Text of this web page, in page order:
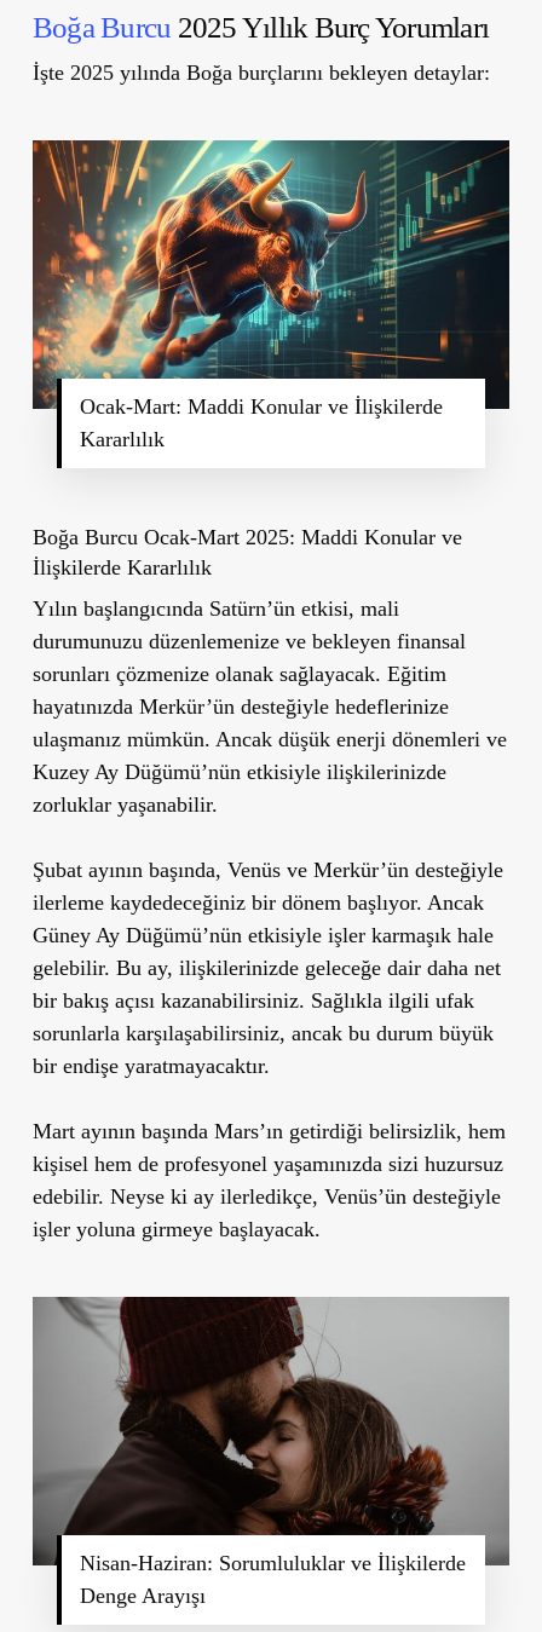
Boğa Burcu 2025 Yıllık Burç Yorumları
İşte 2025 yılında Boğa burçlarını bekleyen detaylar:
Ocak-Mart: Maddi Konular ve İlişkilerde
Kararlılık
Boğa Burcu Ocak-Mart 2025: Maddi Konular ve
İlişkilerde Kararlılık
Yılın başlangıcında Satürn’ün etkisi, mali
durumunuzu düzenlemenize ve bekleyen finansal
sorunları çözmenize olanak sağlayacak. Eğitim
hayatınızda Merkür’ün desteğiyle hedeflerinize
ulaşmanız mümkün. Ancak düşük enerji dönemleri ve
Kuzey Ay Düğümü’nün etkisiyle ilişkilerinizde
zorluklar yaşanabilir.
Şubat ayının başında, Venüs ve Merkür’ün desteğiyle
ilerleme kaydedeceğiniz bir dönem başlıyor. Ancak
Güney Ay Düğümü’nün etkisiyle işler karmaşık hale
gelebilir. Bu ay, ilişkilerinizde geleceğe dair daha net
bir bakış açısı kazanabilirsiniz. Sağlıkla ilgili ufak
sorunlarla karşılaşabilirsiniz, ancak bu durum büyük
bir endişe yaratmayacaktır.
Mart ayının başında Mars’ın getirdiği belirsizlik, hem
kişisel hem de profesyonel yaşamınızda sizi huzursuz
edebilir. Neyse ki ay ilerledikçe, Venüs’ün desteğiyle
işler yoluna girmeye başlayacak.
Nisan-Haziran: Sorumluluklar ve İlişkilerde
Denge Arayışı